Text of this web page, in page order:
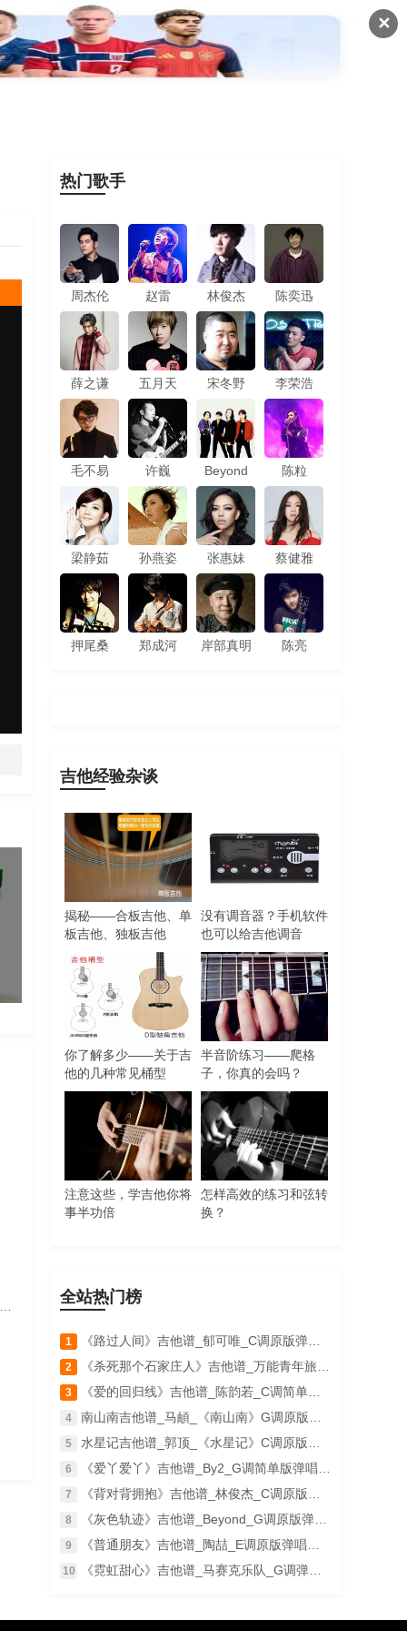
✕
发布曲谱 谱架 登录 | 注册
热门歌手
周杰伦 赵雷 林俊杰 陈奕迅
薛之谦 五月天 宋冬野 李荣浩
毛不易 许巍 Beyond 陈粒
梁静茹 孙燕姿 张惠妹 蔡健雅
押尾桑 郑成河 岸部真明 陈亮
吉他经验杂谈
揭秘——合板吉他、单
板吉他、独板吉他
没有调音器？手机软件
也可以给吉他调音
你了解多少——关于吉
他的几种常见桶型
半音阶练习——爬格
子，你真的会吗？
注意这些，学吉他你将
事半功倍
怎样高效的练习和弦转
换？
全站热门榜
1
2
3
4
5
6
7
8
9
10